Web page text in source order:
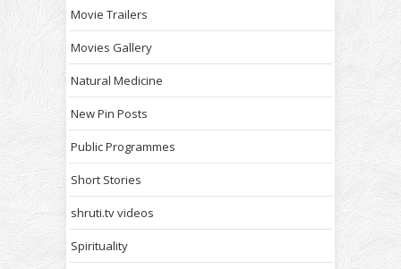
Movie Trailers
Movies Gallery
Natural Medicine
New Pin Posts
Public Programmes
Short Stories
shruti.tv videos
Spirituality